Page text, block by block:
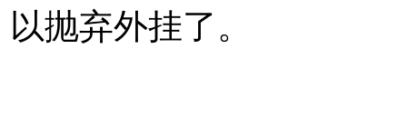
以抛弃外挂了。